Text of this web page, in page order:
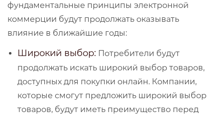
фундаментальные принципы электронной
коммерции будут продолжать оказывать
влияние в ближайшие годы:
Широкий выбор: Потребители будут
продолжать искать широкий выбор товаров,
доступных для покупки онлайн. Компании,
которые смогут предложить широкий выбор
товаров, будут иметь преимущество перед